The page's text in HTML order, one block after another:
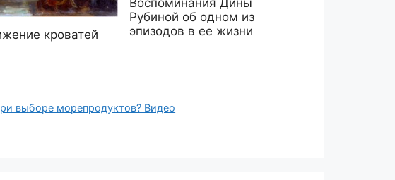
кроватей
Воспоминания Дины
Рубиной об одном из
эпизодов в ее жизни
выборе морепродуктов? Видео